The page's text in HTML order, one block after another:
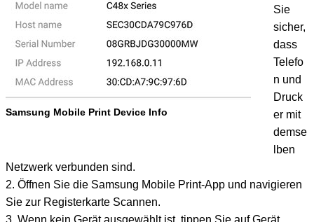
Samsung Mobile Print Device Info
Sie
sicher,
dass
Telefo
n und
Druck
er mit
demse
lben
Netzwerk verbunden sind.
2. Öffnen Sie die Samsung Mobile Print-App und navigieren
Sie zur Registerkarte Scannen.